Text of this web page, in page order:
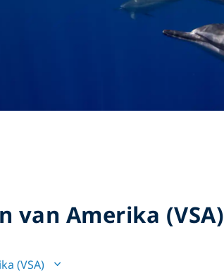
van Amerika (VSA)
(VSA)